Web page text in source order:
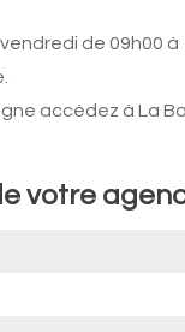
de 09h00 à
accédez à La
votre